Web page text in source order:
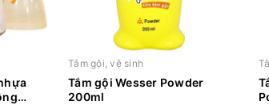
Tắm gội, vệ sinh
Tắm gội Wesser Powder
200ml